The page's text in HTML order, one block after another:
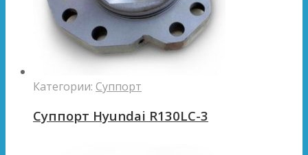
Категории: Суппорт
Суппорт Hyundai R130LC-3